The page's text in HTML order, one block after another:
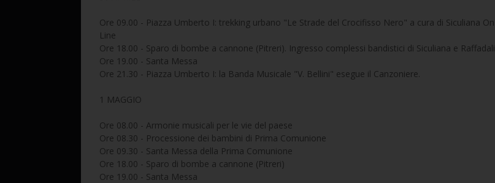
Ore 09.00 - Piazza Umberto I: trekking urbano "Le Strade del Crocifisso Nero" a cura di Siculiana On
Line
Ore 18.00 - Sparo di bombe a cannone (Pitreri). Ingresso complessi bandistici di Siculiana e Raffadali
Ore 19.00 - Santa Messa
Ore 21.30 - Piazza Umberto I: la Banda Musicale "V. Bellini" esegue il Canzoniere.
1 MAGGIO
Ore 08.00 - Armonie musicali per le vie del paese
Ore 08.30 - Processione dei bambini di Prima Comunione
Ore 09.30 - Santa Messa della Prima Comunione
Ore 18.00 - Sparo di bombe a cannone (Pitreri)
Ore 19.00 - Santa Messa